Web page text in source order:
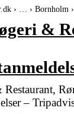
› … › Bornholm
&
–